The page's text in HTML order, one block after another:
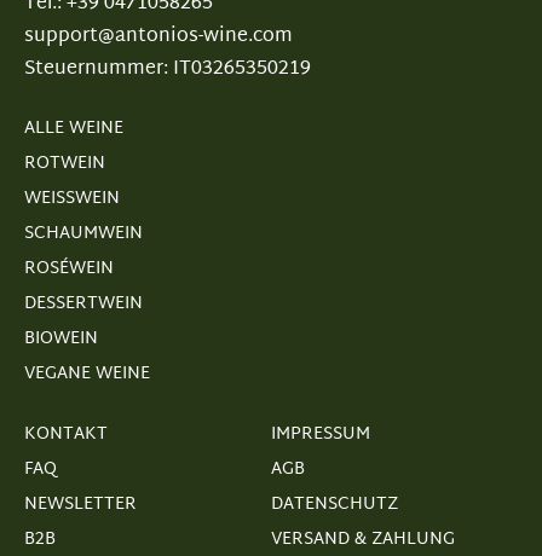
support@antonios-wine.com
Steuernummer: IT03265350219
ALLE WEINE
ROTWEIN
WEISSWEIN
SCHAUMWEIN
ROSÉWEIN
DESSERTWEIN
BIOWEIN
VEGANE WEINE
KONTAKT
FAQ
NEWSLETTER
B2B
IMPRESSUM
AGB
DATENSCHUTZ
VERSAND & ZAHLUNG